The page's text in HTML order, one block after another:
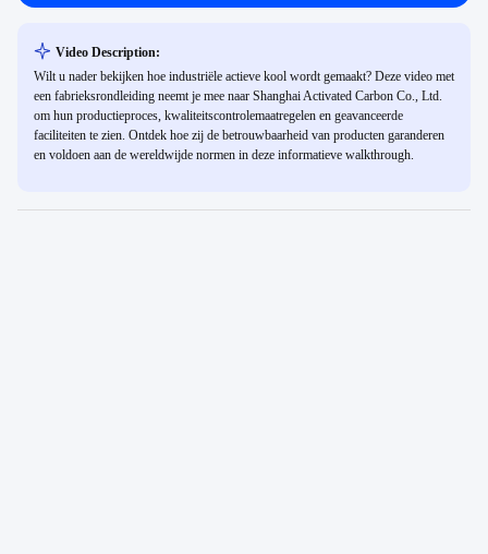
Video Description:
Wilt u nader bekijken hoe industriële actieve kool wordt gemaakt? Deze video met
een fabrieksrondleiding neemt je mee naar Shanghai Activated Carbon Co., Ltd.
om hun productieproces, kwaliteitscontrolemaatregelen en geavanceerde
faciliteiten te zien. Ontdek hoe zij de betrouwbaarheid van producten garanderen
en voldoen aan de wereldwijde normen in deze informatieve walkthrough.